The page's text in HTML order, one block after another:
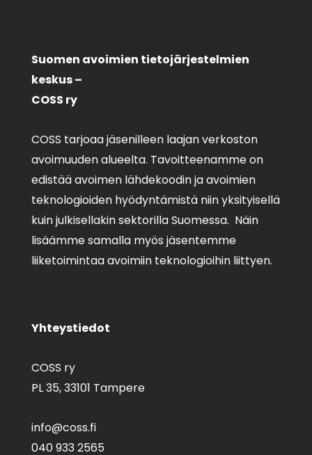
Suomen avoimien tietojärjestelmien
keskus –
COSS ry
COSS tarjoaa jäsenilleen laajan verkoston
avoimuuden alueelta. Tavoitteenamme on
edistää avoimen lähdekoodin ja avoimien
teknologioiden hyödyntämistä niin yksityisellä
kuin julkisellakin sektorilla Suomessa. Näin
lisäämme samalla myös jäsentemme
liiketoimintaa avoimiin teknologioihin liittyen.
Yhteystiedot
COSS ry
PL 35,33101 Tampere
info@coss.fi
040 933 2565